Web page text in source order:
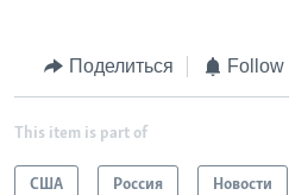
Поделиться Follow
This item is part of
США Россия Новости